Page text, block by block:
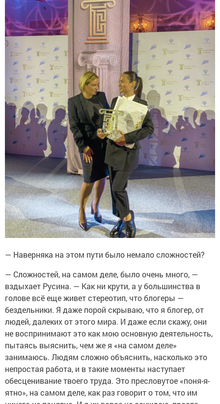
— Наверняка на этом пути было немало сложностей?
— Сложностей, на самом деле, было очень много, —
вздыхает Русина. — Как ни крути, а у большинства в
голове всё еще живет стереотип, что блогеры —
бездельники. Я даже порой скрываю, что я блогер, от
людей, далеких от этого мира. И даже если скажу, они
не воспринимают это как мою основную деятельность,
пытаясь выяснить, чем же я «на самом деле»
занимаюсь. Людям сложно объяснить, насколько это
непростая работа, и в такие моменты наступает
обесценивание твоего труда. Это пресловутое «поня-я-
ятно», на самом деле, как раз говорит о том, что им